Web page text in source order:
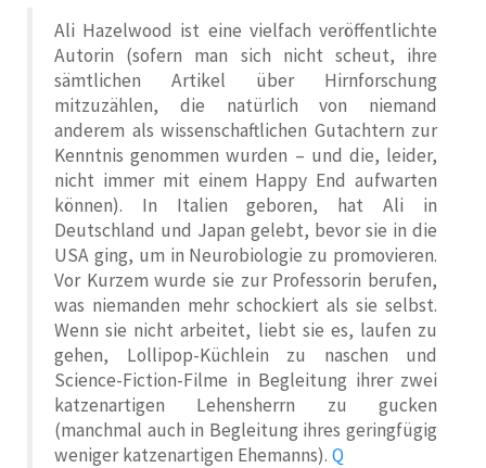
Ali Hazelwood ist eine vielfach veröffentlichte
Autorin (sofern man sich nicht scheut, ihre
sämtlichen Artikel über Hirnforschung
mitzuzählen, die natürlich von niemand
anderem als wissenschaftlichen Gutachtern zur
Kenntnis genommen wurden – und die, leider,
nicht immer mit einem Happy End aufwarten
können). In Italien geboren, hat Ali in
Deutschland und Japan gelebt, bevor sie in die
USA ging, um in Neurobiologie zu promovieren.
Vor Kurzem wurde sie zur Professorin berufen,
was niemanden mehr schockiert als sie selbst.
Wenn sie nicht arbeitet, liebt sie es, laufen zu
gehen, Lollipop-Küchlein zu naschen und
Science-Fiction-Filme in Begleitung ihrer zwei
katzenartigen Lehensherrn zu gucken
(manchmal auch in Begleitung ihres geringfügig
weniger katzenartigen Ehemanns). Q